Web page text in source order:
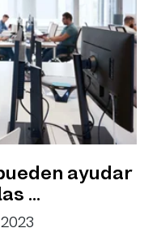
ayudar
...